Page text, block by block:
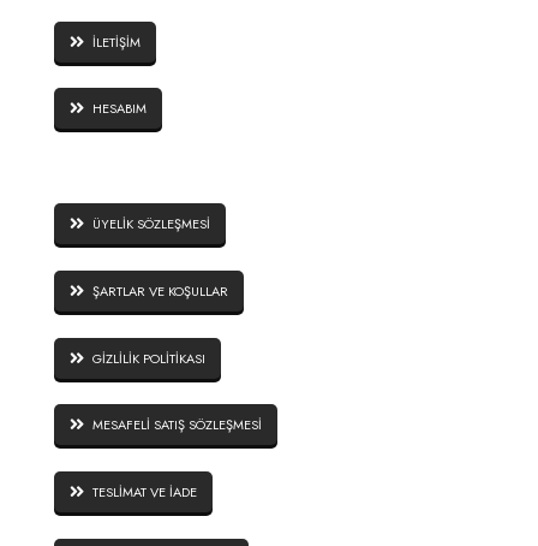
İLETİŞİM
HESABIM
ÜYELİK SÖZLEŞMESİ
ŞARTLAR VE KOŞULLAR
GİZLİLİK POLİTİKASI
MESAFELİ SATIŞ SÖZLEŞMESİ
TESLİMAT VE İADE